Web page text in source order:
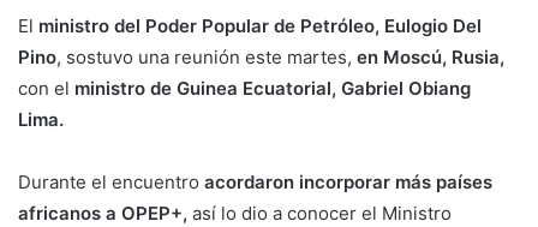
El ministro del Poder Popular de Petróleo, Eulogio Del
Pino, sostuvo una reunión este martes, en Moscú, Rusia,
con el ministro de Guinea Ecuatorial, Gabriel Obiang
Lima.
Durante el encuentro acordaron incorporar más países
africanos a OPEP+, así lo dio a conocer el Ministro